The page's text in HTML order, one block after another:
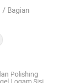
Perlu Manual
/ Bagian
2024
Polishing